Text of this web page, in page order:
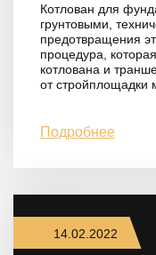
Котлован для
грунтовыми,
предотвращения
процедура,
котлована и
от стройплощадки
Подробнее
14.02.2022